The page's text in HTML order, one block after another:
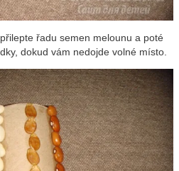
řadu semen melounu a poté
dokud vám nedojde volné místo.